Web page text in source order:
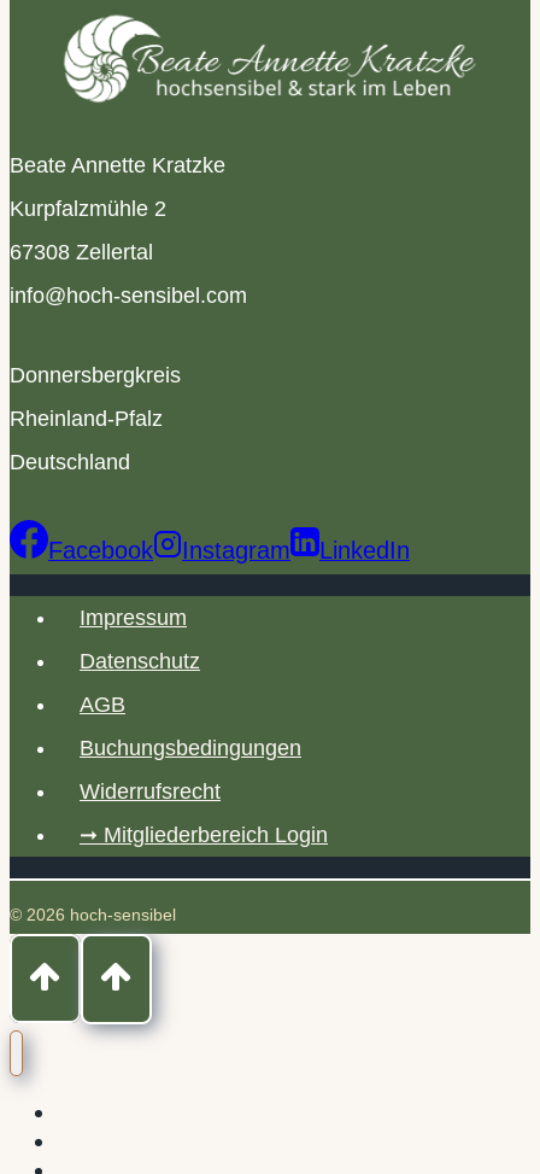
Beate Annette Kratzke
Kurpfalzmühle 2
67308 Zellertal
info@hoch-sensibel.com
Donnersbergkreis
Rheinland-Pfalz
Deutschland
Facebook Instagram LinkedIn
Impressum
Datenschutz
AGB
Buchungsbedingungen
Widerrufsrecht
➞ Mitgliederbereich Login
© 2026 hoch-sensibel